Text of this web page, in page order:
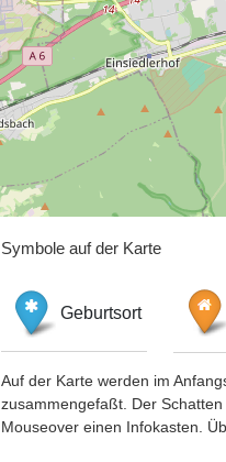
Symbole auf der Karte
Geburtsort
Auf der Karte werden im
zusammengefaßt. Der
Mouseover einen Infokasten.